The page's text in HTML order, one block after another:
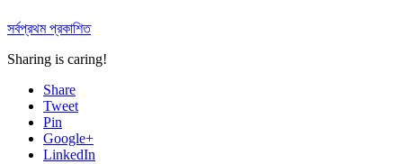
সর্বপ্রথম প্রকাশিত
Sharing is caring!
Share
Tweet
Pin
Google+
LinkedIn